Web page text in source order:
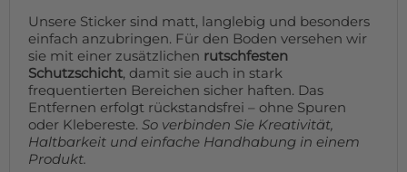
Unsere Sticker sind matt, langlebig und besonders
einfach anzubringen. Für den Boden versehen wir
sie mit einer zusätzlichen rutschfesten
Schutzschicht, damit sie auch in stark
frequentierten Bereichen sicher haften. Das
Entfernen erfolgt rückstandsfrei – ohne Spuren
oder Klebereste. So verbinden Sie Kreativität,
Haltbarkeit und einfache Handhabung in einem
Produkt.